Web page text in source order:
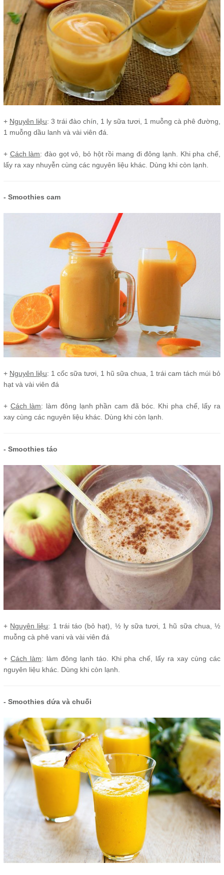
+ Nguyên liệu: 3 trái đào chín, 1 ly sữa tươi, 1 muỗng cà phê đường,
1 muỗng dầu lanh và vài viên đá.
+ Cách làm: đào gọt vỏ, bỏ hột rồi mang đi đông lạnh. Khi pha chế,
lấy ra xay nhuyễn cùng các nguyên liệu khác. Dùng khi còn lạnh.
- Smoothies cam
+ Nguyên liệu: 1 cốc sữa tươi, 1 hũ sữa chua, 1 trái cam tách múi bỏ
hạt và vài viên đá
+ Cách làm: làm đông lạnh phần cam đã bóc. Khi pha chế, lấy ra
xay cùng các nguyên liệu khác. Dùng khi còn lạnh.
- Smoothies táo
+ Nguyên liệu: 1 trái táo (bỏ hạt), ½ ly sữa tươi, 1 hũ sữa chua, ½
muỗng cà phê vani và vài viên đá
+ Cách làm: làm đông lạnh táo. Khi pha chế, lấy ra xay cùng các
nguyên liệu khác. Dùng khi còn lạnh.
- Smoothies dứa và chuối